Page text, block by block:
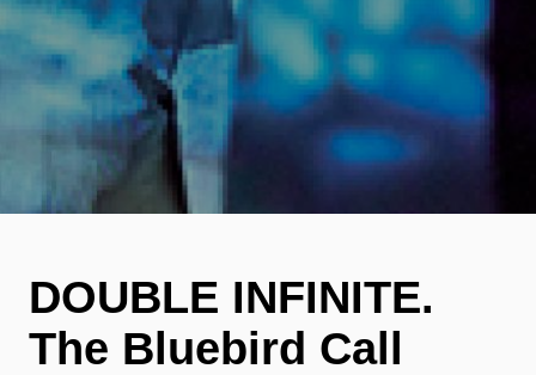
DOUBLE INFINITE.
The Bluebird Call